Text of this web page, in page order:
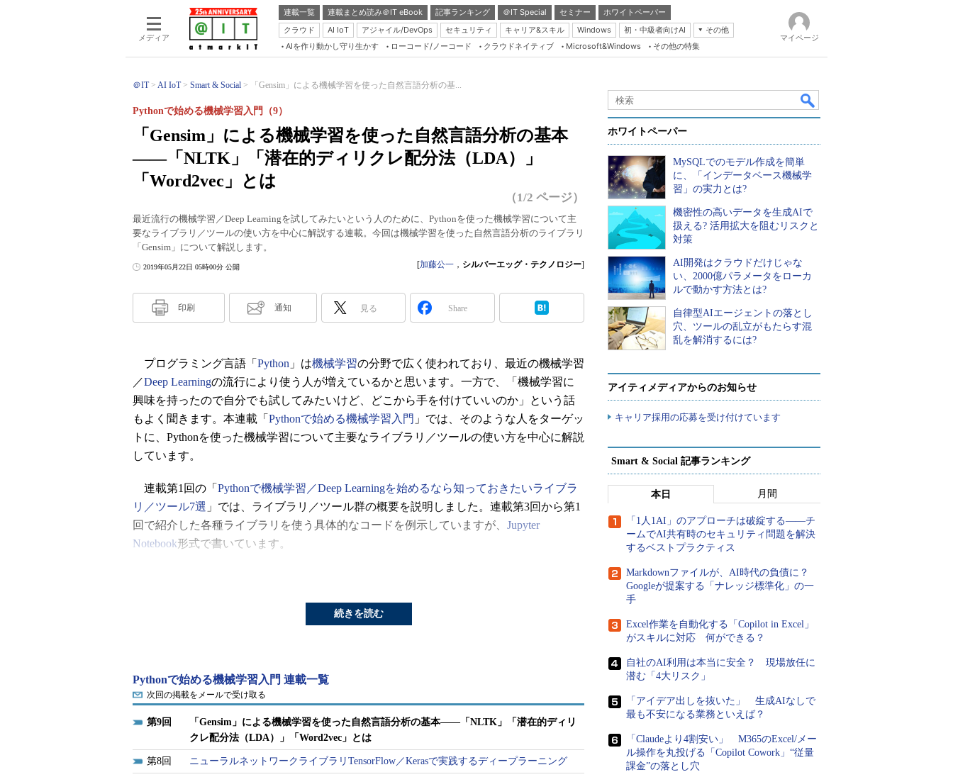
メディア
連載一覧 連載まとめ読み＠IT eBook 記事ランキング ＠IT Special セミナー
ホワイトペーパー
クラウド
AI IoT アジャイル/DevOps セキュリティ キャリア&スキル Windows 初・中級者向けAI
その他
Server & Storage
Java Agile
Database Expert
Master of IP Network
Security & Trust
Test & Tools
AIを作り動かし守り生かす ローコード/ノーコード クラウドネイティブ Microsoft&Windows その他の特集
マイページ
＠IT AI IoT Smart & Social 「Gensim」による機械学習を使った自然言語分析の基...
「Gensim」による機械学習を使った自然言語分析の基本
――「NLTK」「潜在的ディリクレ配分法（LDA）」
「Word2vec」とは
Pythonで始める機械学習入門（9）
（1/2 ページ）
最近流行の機械学習／Deep Learningを試してみたいという人のために、Pythonを使った機械学習について主
要なライブラリ／ツールの使い方を中心に解説する連載。今回は機械学習を使った自然言語分析のライブラリ
「Gensim」について解説します。
2019年05月22日 05時00分 公開 [加藤公一 ， シルバーエッグ・テクノロジー]
印刷 通知 見る Share
プログラミング言語「 Python 」は機械学習の分野で広く使われており、最近の機械学習
／Deep Learningの流行により使う人が増えているかと思います。一方で、「機械学習に
興味を持ったので自分でも試してみたいけど、どこから手を付けていいのか」という話
もよく聞きます。本連載「 Pythonで始める機械学習入門 」では、そのような人をターゲッ
トに、Pythonを使った機械学習について主要なライブラリ／ツールの使い方を中心に解説
しています。
連載第1回の「 Pythonで機械学習／Deep Learningを始めるなら知っておきたいライブラ
リ／ツール7選 」では、ライブラリ／ツール群の概要を説明しました。連載第3回から第1
回で紹介した各種ライブラリを使う具体的なコードを例示していますが、 Jupyter
Notebook形式で書いています。
modelling for humans」というキャッチフレーズが書いてありますが、つまり「トピックモ
続きを読む
Pythonで始める機械学習入門 連載一覧
次回の掲載をメールで受け取る
9
「Gensim」による機械学習を使った自然言語分析の基本――「NLTK」「潜在的ディリ
クレ配分法（LDA）」「Word2vec」とは
8 ニューラルネットワークライブラリTensorFlow／Kerasで実践するディープラーニング
ホワイトペーパー
MySQLでのモデル作成を簡単
に、「インデータベース機械学
習」の実力とは?
機密性の高いデータを生成AIで
扱える? 活用拡大を阻むリスクと
対策
AI開発はクラウドだけじゃな
い、2000億パラメータをローカ
ルで動かす方法とは?
自律型AIエージェントの落とし
穴、ツールの乱立がもたらす混
乱を解消するには?
アイティメディアからのお知らせ
キャリア採用の応募を受け付けています
Smart & Social 記事ランキング
本日 月間
「1人1AI」のアプローチは破綻する――チ
ームでAI共有時のセキュリティ問題を解決
するベストプラクティス
Markdownファイルが、AI時代の負債に？
Googleが提案する「ナレッジ標準化」の一
手
Excel作業を自動化する「Copilot in Excel」
がスキルに対応 何ができる？
自社のAI利用は本当に安全？ 現場放任に
潜む「4大リスク」
「アイデア出しを抜いた」 生成AIなしで
最も不安になる業務といえば？
「Claudeより4割安い」 M365のExcel/メー
ル操作を丸投げる「Copilot Cowork」“従量
課金”の落とし穴